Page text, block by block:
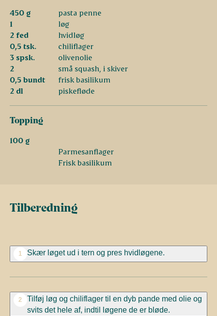
450 g
pasta penne
1
løg
2 fed
hvidløg
0,5 tsk.
chiliflager
3 spsk.
olivenolie
2
små squash, i skiver
0,5 bundt
frisk basilikum
2 dl
piskefløde
Topping
100 g
Parmesanflager
Frisk basilikum
Tilberedning
1 Skær løget ud i tern og pres hvidløgene.
2
Tilføj løg og chiliflager til en dyb pande med olie og
svits det hele af, indtil løgene de er bløde.